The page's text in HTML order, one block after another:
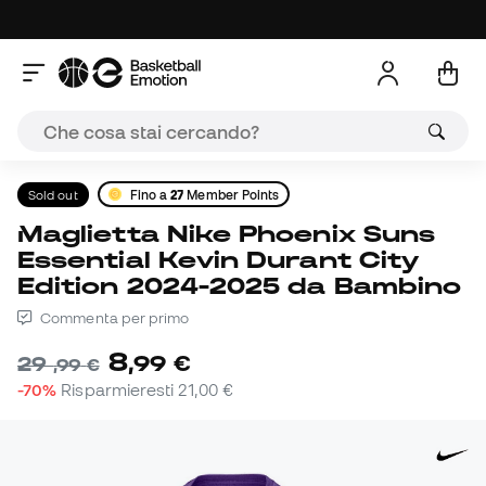
Sold out Fino a27 Member Points
Maglietta Nike Phoenix Suns
Essential Kevin Durant City
Edition 2024-2025 da Bambino
Commenta per primo
29,99 € 8,99 €
-70% Risparmieresti 21,00 €